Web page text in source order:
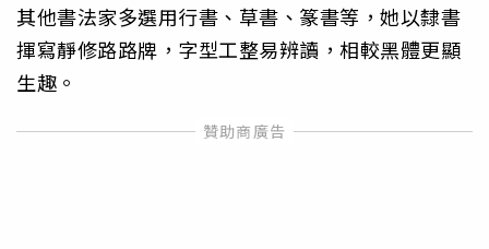
其他書法家多選用行書、草書、篆書等，她以隸書
揮寫靜修路路牌，字型工整易辨讀，相較黑體更顯
生趣。